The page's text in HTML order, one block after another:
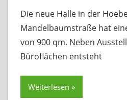
Die neue Halle in der
Mandelbaumstraße hat
von 900 qm. Neben
Büroflächen entsteht
Weiterlesen